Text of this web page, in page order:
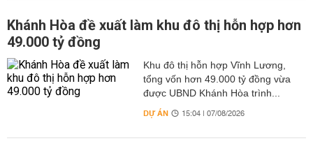
Khánh Hòa đề xuất làm khu đô thị hỗn hợp hơn
49.000 tỷ đồng
Khu đô thị hỗn hợp Vĩnh Lương,
tổng vốn hơn 49.000 tỷ đồng vừa
được UBND Khánh Hòa trình...
DỰ ÁN 15:04 | 07/08/2026